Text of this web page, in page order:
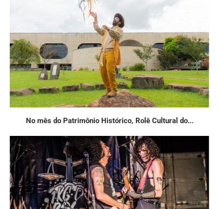
No mês do Patrimônio Histórico, Rolê Cultural do...